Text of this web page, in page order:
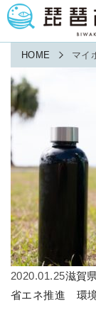
HOME マイ
2020.01.25滋賀
省エネ推進 環